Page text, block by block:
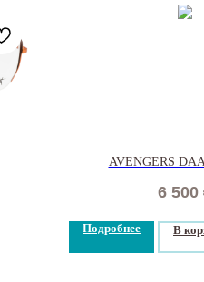
AVENGERS
6 500
Подробнее В